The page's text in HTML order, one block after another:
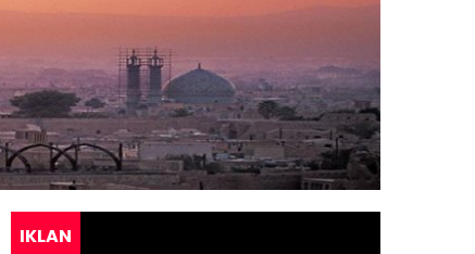
IKLAN